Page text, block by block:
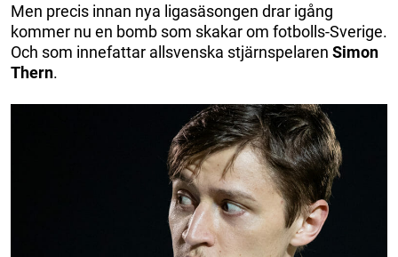
Men precis innan nya ligasäsongen drar igång
kommer nu en bomb som skakar om fotbolls-Sverige.
Och som innefattar allsvenska stjärnspelaren Simon
Thern.